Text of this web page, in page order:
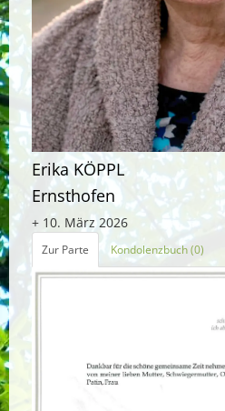
Erika KÖPPL
Ernsthofen
+ 10. März 2026
Zur Parte Kondolenzbuch (0)